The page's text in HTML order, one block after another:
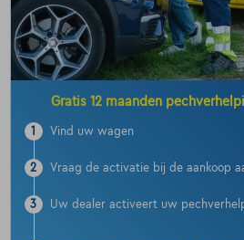
Gratis 12 maanden
1 Vind uw wagen
2 Vraag de activatie bij de aankoop
3 Uw dealer activeert uw